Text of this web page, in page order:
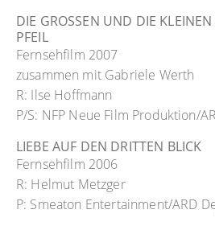
DIE GROSSEN UND DIE
PFEIL
Fernsehfilm 2007
zusammen mit Gabriele Werth
R: Ilse Hoffmann
P/S: NFP Neue Film Produktion/
LIEBE AUF DEN DRITTEN BLICK
Fernsehfilm 2006
R: Helmut Metzger
P: Smeaton Entertainment/ARD